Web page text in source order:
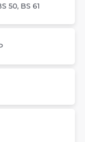
50, BS 61